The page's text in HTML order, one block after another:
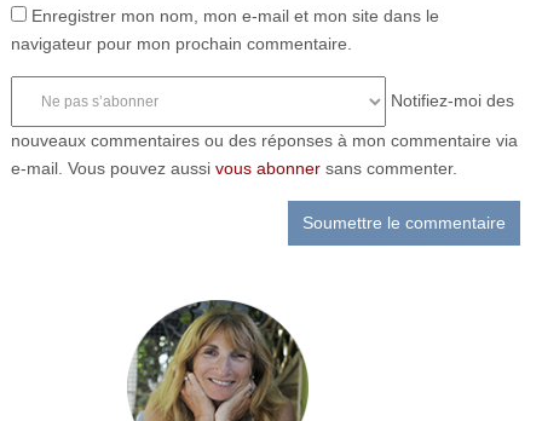
Enregistrer mon nom, mon e-mail et mon site dans le
navigateur pour mon prochain commentaire.
Notifiez-moi des
nouveaux commentaires ou des réponses à mon commentaire via
e-mail. Vous pouvez aussi vous abonnersans commenter.